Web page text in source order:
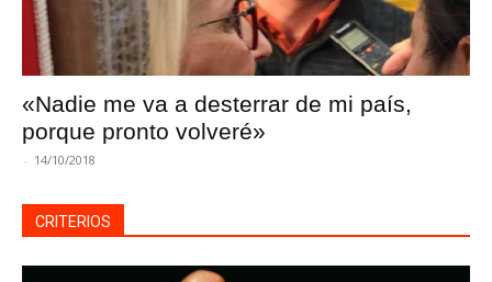
«Nadie me va a desterrar de mi país,
porque pronto volveré»
- 14/10/2018
CRITERIOS